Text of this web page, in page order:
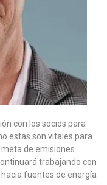
con los socios para
estas son vitales para
de emisiones
trabajando con
fuentes de energía